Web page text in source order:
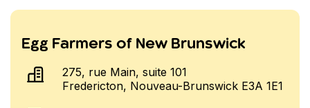
Egg Farmers of New Brunswick
275, rue Main, suite 101
Fredericton, Nouveau-Brunswick E3A 1E1